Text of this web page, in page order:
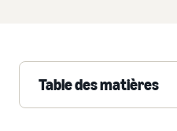
Table des matières